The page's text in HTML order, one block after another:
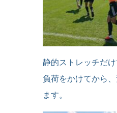
静的ストレッチだ
負荷をかけてから
ます。